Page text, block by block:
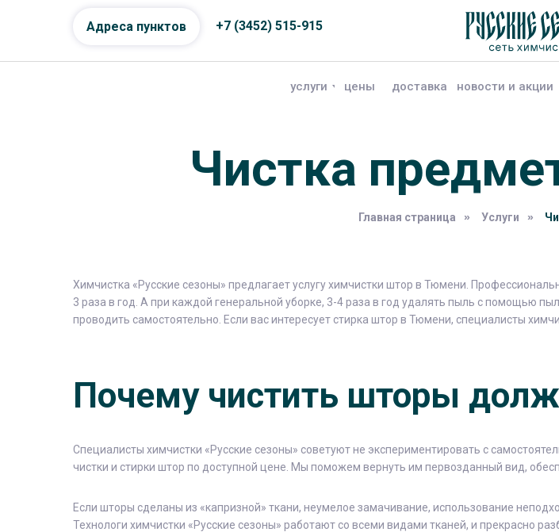
+7 (3452) 515-915
Адреса пунктов
цены доставка новости и акции
услуги
Чистка
Главная страница » Услуги »
Химчистка «Русские сезоны» предлагает услугу химчистки штор в Тюмени.
3 раза в год. А при каждой генеральной уборке, 3-4 раза в год удалять пыль с помощью
проводить самостоятельно. Если вас интересует стирка штор в Тюмени, специалисты
Почему чистить шторы
Специалисты химчистки «Русские сезоны» советуют не экспериментировать с
чистки и стирки штор по доступной цене. Мы поможем вернуть им первозданный вид,
Если шторы сделаны из «капризной» ткани, неумелое замачивание, использование
Технологи химчистки «Русские сезоны» работают со всеми видами тканей, и прекрасно